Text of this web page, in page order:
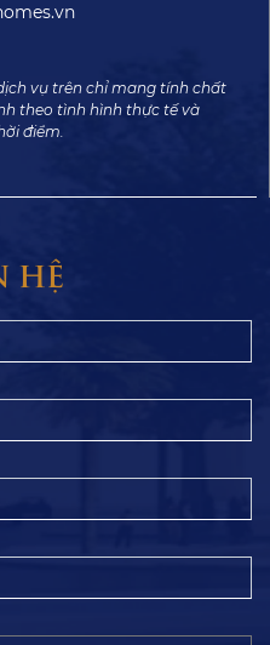
vụ trên chỉ mang tính chất
theo tình hình thực tế và
điểm.
HỆ